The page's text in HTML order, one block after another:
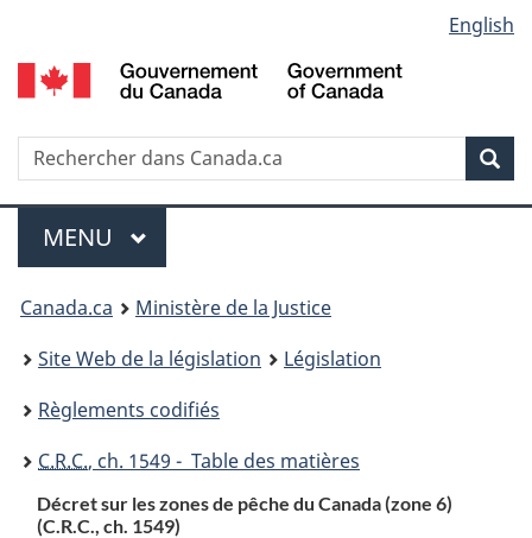
au
contenu
propos
de
la
HTML
simplifiée
selection
English
Recherche
Menu
MENU PRINCIPAL
You
are
here:
Canada.ca
Ministère de la Justice
Site Web de la législation
Législation
Règlements codifiés
C.R.C., ch. 1549 - Table des matières
Décret sur les zones de pêche du Canada (zone 6)
(C.R.C., ch. 1549)